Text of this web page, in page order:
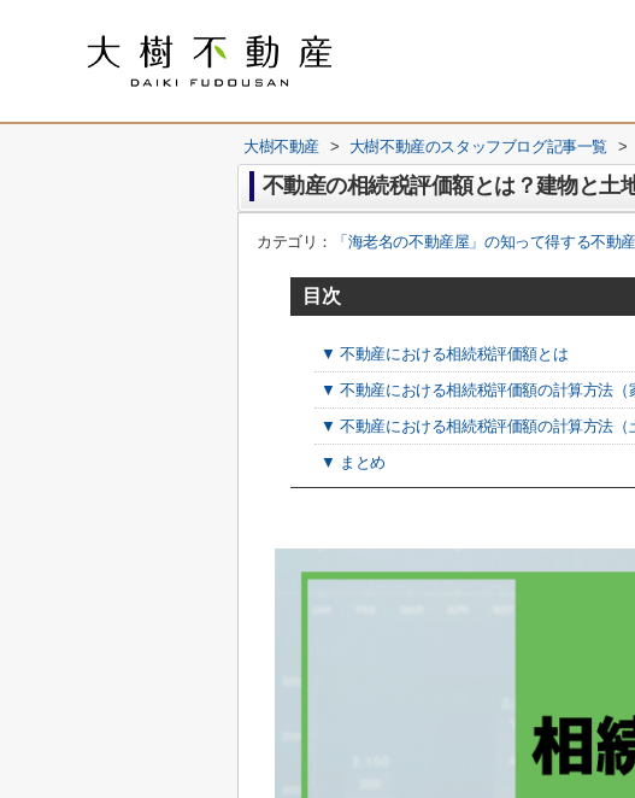
大樹不動産 > 大樹不動産のスタッフブログ記事一覧 >
不動産の相続税評価額とは？建物と土
カテゴリ： 「海老名の不動産屋」の知って得する不動
目次
▼ 不動産における相続税評価額とは
▼ 不動産における相続税評価額の計算方法（
▼ 不動産における相続税評価額の計算方法（
▼ まとめ